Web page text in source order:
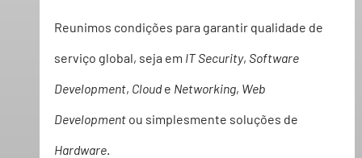
Reunimos condições para garantir qualidade de
serviço global, seja em IT Security, Software
Development, Cloud e Networking, Web
Development ou simplesmente soluções de
Hardware.